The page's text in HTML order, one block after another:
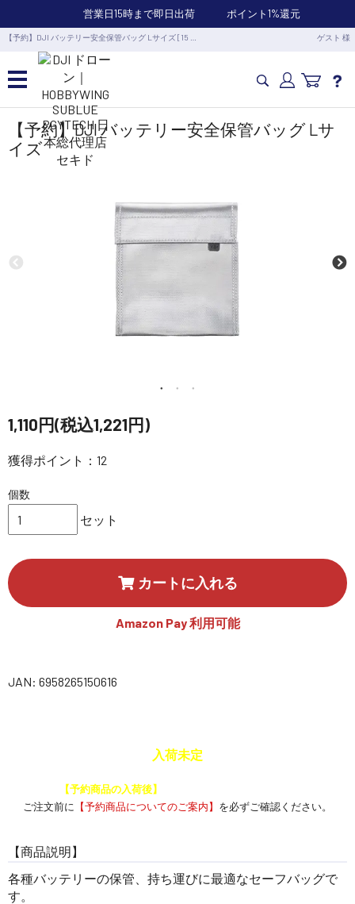
営業日15時まで即日出荷 ポイント1%還元
【予約】DJI バッテリー安全保管バッグ Lサイズ [15 … ゲスト 様
カメラドローン・生活家電
業務用ドローン・業務関連製品
水中ドローン(ROV)・水中スクーター
RC・ロボット部品
サポート・Q&A / 法人・学生のお客様
SEKIDO
【予約】DJI バッテリー安全保管バッグ Lサ
イズ
1,110円(税込1,221円)
獲得ポイント：12
個数
セット
カートに入れる
Amazon Pay 利用可能
JAN: 6958265150616
入荷未定
【予約商品の入荷後】
ご注文前に
【予約商品についてのご案内】 を必ずご確認ください。
【商品説明】
各種バッテリーの保管、持ち運びに最適なセーフバッグで
す。